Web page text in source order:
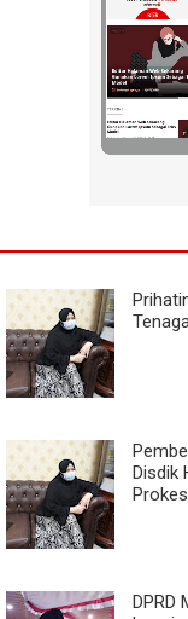
Disdik
Prokes
DPRD